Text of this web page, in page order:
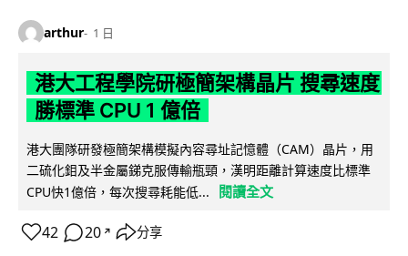
arthur 1 日
港大工程學院研極簡架構晶片 搜尋速度
勝標準 CPU 1 億倍
港大團隊研發極簡架構模擬內容尋址記憶體（CAM）晶片，用
二硫化鉬及半金屬銻克服傳輸瓶頸，漢明距離計算速度比標準
CPU快1億倍，每次搜尋耗能低...
閱讀全文
42 20 ↗ 分享